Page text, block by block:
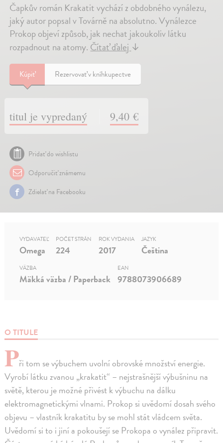
Čapkův román Krakatit vychází z obdobného vynálezu,
jaký autor popsal v Továrně na absolutno. Vynálezce
Prokop objeví způsob, jak nechat jakoukoliv látku
rozpadnout na atomy.Čítať ďalej↓
Kúpiť Rezervovať v kníhkupectve
titul je vypredaný 9,40 €
Pridať do wishlistu
Odporučiť známemu
Zdielať na Facebooku
O TITULE
Při tom se výbuchem uvolní obrovské množství energie.
Vyrobí látku zvanou „krakatit“ – nejstrašnější výbušninu na
světě, kterou je možné přivést k výbuchu na dálku
elektromagnetickými vlnami. Prokop si uvědomí dosah svého
objevu – vlastník krakatitu by se mohl stát vládcem světa.
Uvědomí si to i jiní a pokoušejí se Prokopa o vynález připravit.
VYDAVATEĽ
Omega
POČET STRÁN
224
ROK VYDANIA
2017
JAZYK
Čeština
VÄZBA
Mäkká väzba / Paperback
EAN
9788073906689